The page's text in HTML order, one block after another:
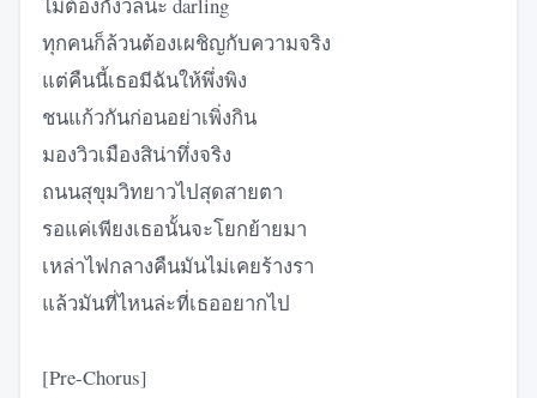
ทุกคนก็ล้วนต้องเผชิญกับความจริง
แต่คืนนี้เธอมีฉันให้พึ่งพิง
ชนแก้วกันก่อนอย่าเพิ่งกิน
มองวิวเมืองสิน่าทึ่งจริง
ถนนสุขุมวิทยาวไปสุดสายตา
รอแค่เพียงเธอนั้นจะโยกย้ายมา
เหล่าไฟกลางคืนมันไม่เคยร้างรา
แล้วมันที่ไหนล่ะที่เธออยากไป
[Pre-Chorus]